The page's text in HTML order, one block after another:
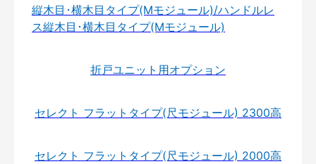
縦木目･横木目タイプ(Mモジュール)/ハンドルレ
ス縦木目･横木目タイプ(Mモジュール)
折戸ユニット用オプション
セレクト フラットタイプ(尺モジュール) 2300高
セレクト フラットタイプ(尺モジュール) 2000高